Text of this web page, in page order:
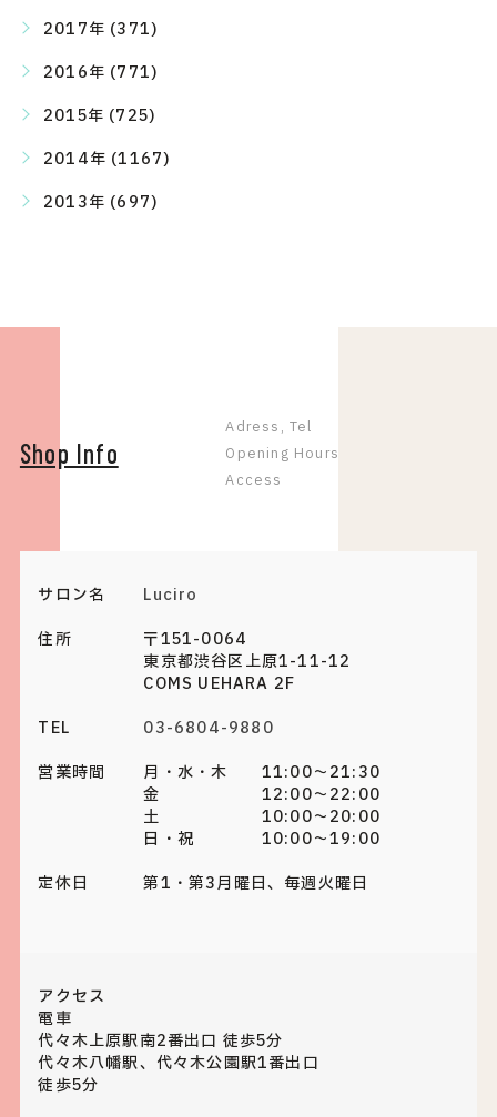
2017年 (371)
2016年 (771)
2015年 (725)
2014年 (1167)
2013年 (697)
Shop Info
Adress, Tel
Opening Hours
Access
サロン名
Luciro
住所
〒151-0064
東京都渋谷区上原1-11-12
COMS UEHARA 2F
TEL
03-6804-9880
営業時間
月・水・木 11:00～21:30
金 12:00～22:00
土 10:00～20:00
日・祝 10:00～19:00
定休日
第1・第3月曜日、毎週火曜日
アクセス
電車
代々木上原駅南2番出口 徒歩5分
代々木八幡駅、代々木公園駅1番出口
徒歩5分